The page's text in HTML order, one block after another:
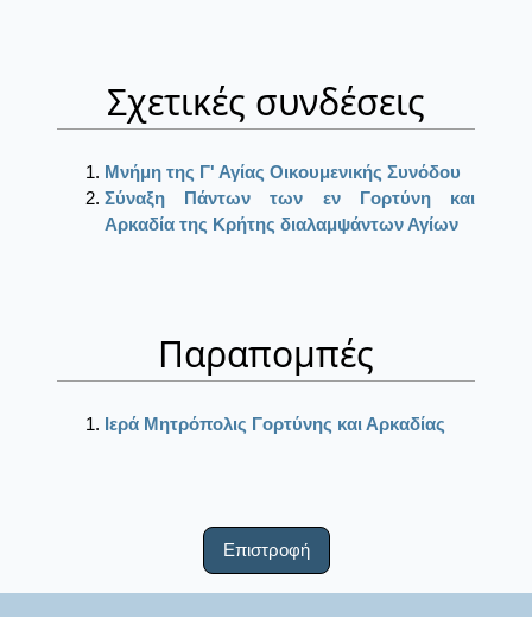
Σχετικές συνδέσεις
Μνήμη της Γ' Αγίας Οικουμενικής Συνόδου
Σύναξη Πάντων των εν Γορτύνη και
Αρκαδία της Κρήτης διαλαμψάντων Αγίων
Παραπομπές
Ιερά Μητρόπολις Γορτύνης και Αρκαδίας
Επιστροφή